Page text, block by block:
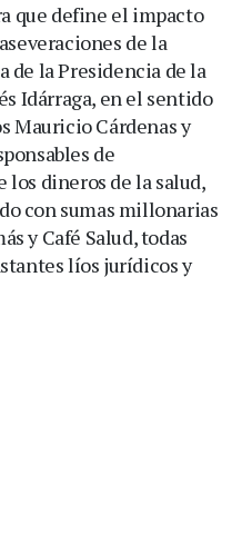
que define el impacto
de la
de la Presidencia de la
Idárraga, en el sentido
Mauricio Cárdenas y
de
dineros de la salud,
con sumas millonarias
y Café Salud, todas
líos jurídicos y